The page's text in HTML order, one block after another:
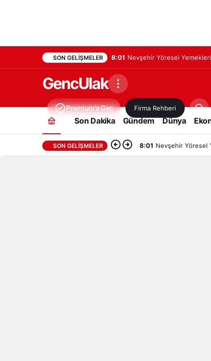
SON GELIŞMELER 8:01 Nevşehir Yöresel
GencUlak
Premium'a Geç Firma Rehberi
Son Dakika Gündem Dünya
SON GELIŞMELER 8:01 Nevşehir Yöresel